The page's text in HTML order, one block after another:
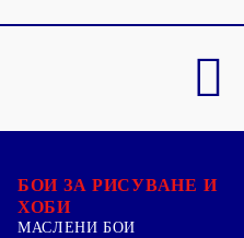
БОИ ЗА РИСУВАНЕ И
ХОБИ
МАСЛЕНИ БОИ